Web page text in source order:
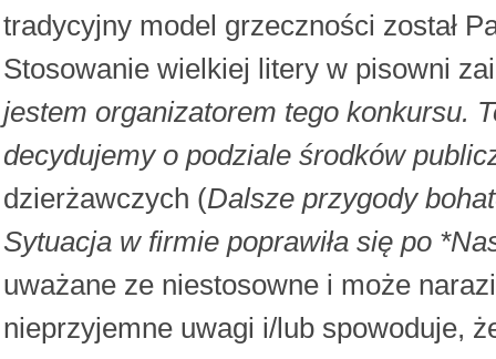
tradycyjny model grzeczności został
Stosowanie wielkiej litery w pisowni
jestem organizatorem tego konkursu.
decydujemy o podziale środków
dzierżawczych (Dalsze przygody
Sytuacja w firmie poprawiła się po
uważane ze niestosowne i może
nieprzyjemne uwagi i/lub spowoduje,